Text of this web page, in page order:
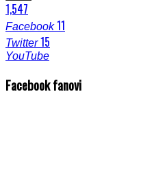
1,547
Facebook 11
Twitter 15
YouTube
Facebook fanovi